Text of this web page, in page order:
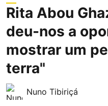
Rita Abou
deu-nos a
mostrar um
terra"
Nuno Tibiriçá